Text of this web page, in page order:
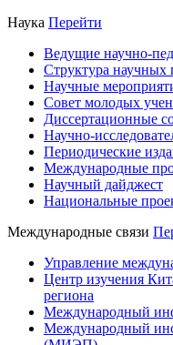
Наука Перейти
Ведущие научно-
Структура научных
Научные
Совет молодых
Диссертационные
Научно-
Периодические
Международные
Научный дайджест
Национальные
Международные связи
Управление
Центр изучения
региона
Международный
Международный